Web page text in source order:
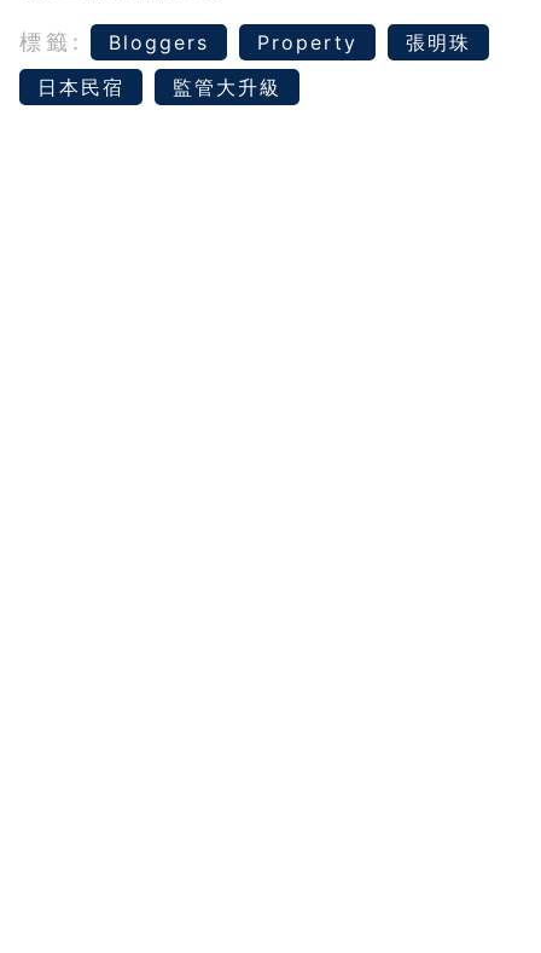
標籤: Bloggers Property
張明珠
日本民宿
監管大升級